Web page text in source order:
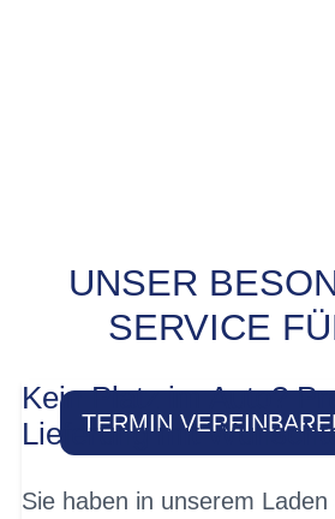
SOFORT!
TERMIN
UNSER
SERVICE
Kein Platz im Auto?
Lieferung mit
Sie haben in unserem